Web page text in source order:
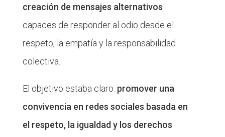
creación de mensajes alternativos
capaces de responder al odio desde el
respeto, la empatía y la responsabilidad
colectiva.
El objetivo estaba claro: promover una
convivencia en redes sociales basada en
el respeto, la igualdad y los derechos